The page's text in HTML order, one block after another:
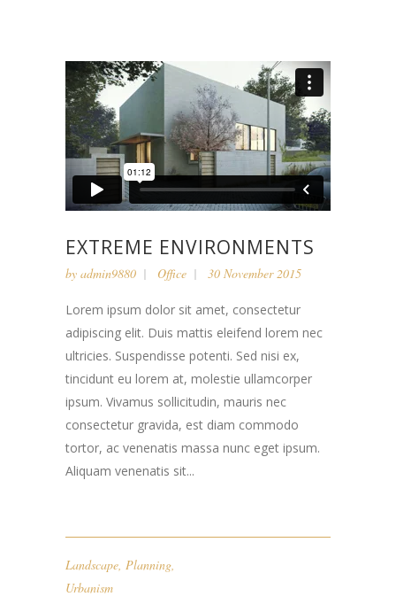
EXTREME ENVIRONMENTS
by admin9880 Office 30 November 2015
Lorem ipsum dolor sit amet, consectetur
adipiscing elit. Duis mattis eleifend lorem nec
ultricies. Suspendisse potenti. Sed nisi ex,
tincidunt eu lorem at, molestie ullamcorper
ipsum. Vivamus sollicitudin, mauris nec
consectetur gravida, est diam commodo
tortor, ac venenatis massa nunc eget ipsum.
Aliquam venenatis sit...
Landscape Planning
Urbanism